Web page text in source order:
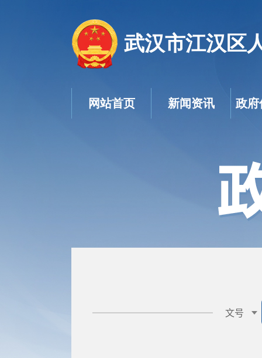
武汉市江汉区
网站首页 新闻资讯 政府